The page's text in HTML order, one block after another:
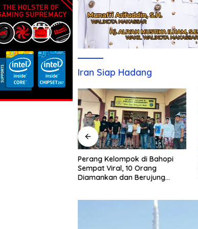
Iran Siap Hadang
Perang Kelompok di Bahopi
Sempat Viral, 10 Orang
Diamankan dan Berujung